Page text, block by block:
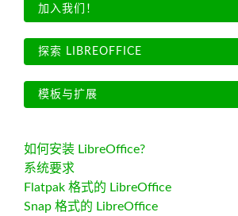
加入我们！
探索 LIBREOFFICE
模板与扩展
如何安装 LibreOffice?
系统要求
Flatpak 格式的 LibreOffice
Snap 格式的 LibreOffice